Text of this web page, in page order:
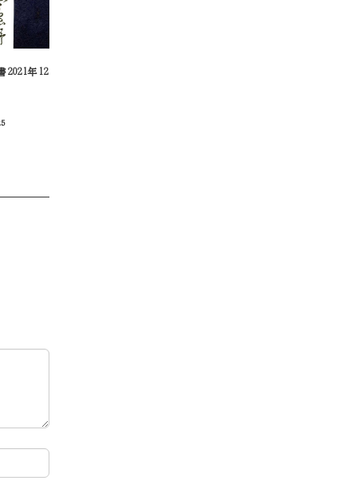
年12